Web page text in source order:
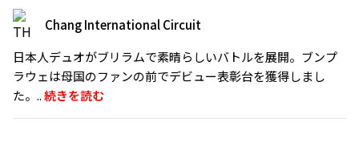
Chang International Circuit
日本人デュオがブリラムで素晴らしいバトルを展開。ブンプ
ラウェは母国のファンの前でデビュー表彰台を獲得しまし
た。..続きを読む